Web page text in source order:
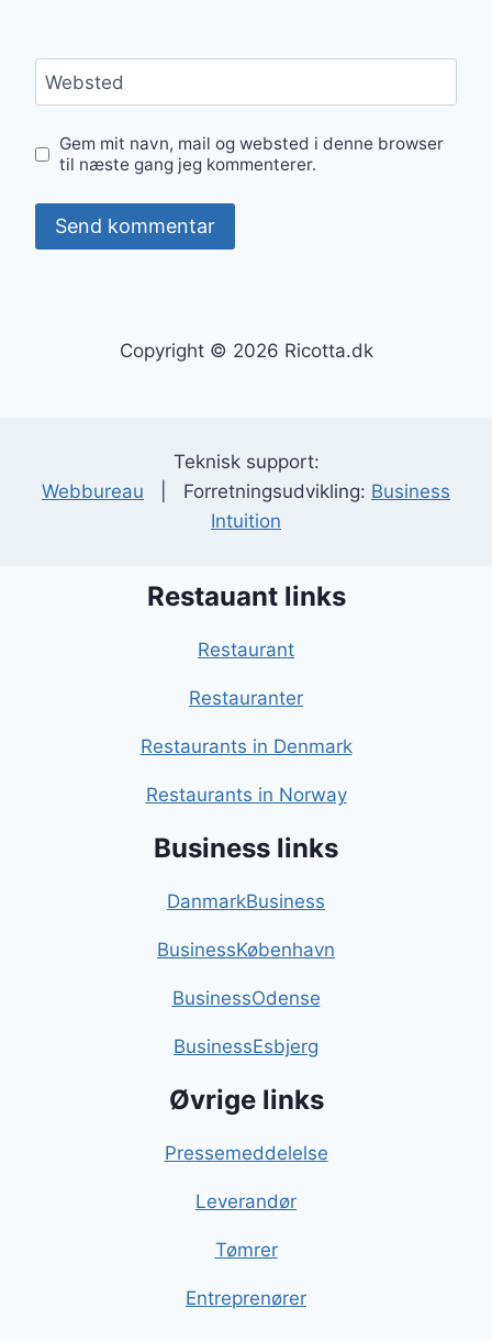
Websted
Gem mit navn, mail og websted i denne browser
til næste gang jeg kommenterer.
Copyright © 2026 Ricotta.dk
Teknisk support:
Webbureau | Forretningsudvikling: Business
Intuition
Restauant links
Restaurant
Restauranter
Restaurants in Denmark
Restaurants in Norway
Business links
DanmarkBusiness
BusinessKøbenhavn
BusinessOdense
BusinessEsbjerg
Øvrige links
Pressemeddelelse
Leverandør
Tømrer
Entreprenører